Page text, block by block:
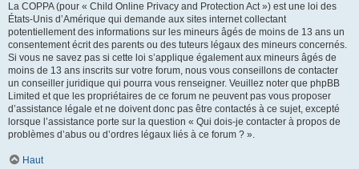
La COPPA (pour « Child Online Privacy and Protection Act ») est une loi des
États-Unis d’Amérique qui demande aux sites internet collectant
potentiellement des informations sur les mineurs âgés de moins de 13 ans un
consentement écrit des parents ou des tuteurs légaux des mineurs concernés.
Si vous ne savez pas si cette loi s’applique également aux mineurs âgés de
moins de 13 ans inscrits sur votre forum, nous vous conseillons de contacter
un conseiller juridique qui pourra vous renseigner. Veuillez noter que phpBB
Limited et que les propriétaires de ce forum ne peuvent pas vous proposer
d’assistance légale et ne doivent donc pas être contactés à ce sujet, excepté
lorsque l’assistance porte sur la question « Qui dois-je contacter à propos de
problèmes d’abus ou d’ordres légaux liés à ce forum ? ».
Haut